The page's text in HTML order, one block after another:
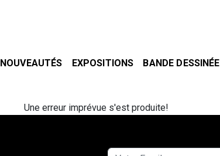
NOUVEAUTÉS EXPOSITIONS BANDE DESSINÉE
Une erreur imprévue s'est produite!